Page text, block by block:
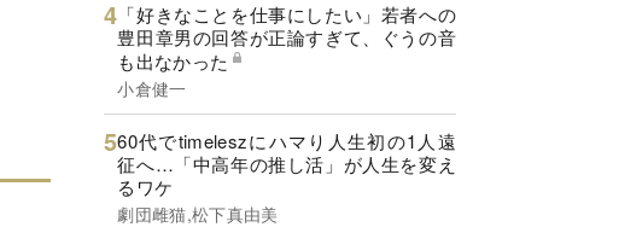
「好きなことを仕事にしたい」若者への
豊田章男の回答が正論すぎて、ぐうの音
も出なかった
小倉健一
60代でtimeleszにハマり人生初の1人遠
征へ…「中高年の推し活」が人生を変え
るワケ
劇団雌猫,松下真由美